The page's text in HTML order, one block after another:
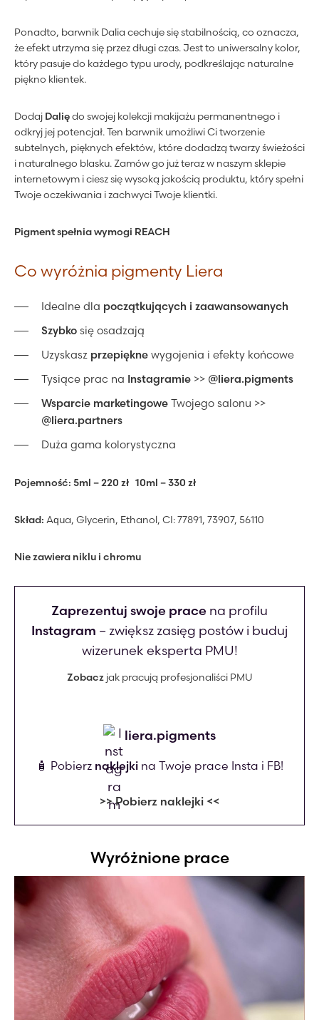
Ponadto, barwnik Dalia cechuje się stabilnością, co oznacza,
że efekt utrzyma się przez długi czas. Jest to uniwersalny kolor,
który pasuje do każdego typu urody, podkreślając naturalne
piękno klientek.
Dodaj Daliędo swojej kolekcji makijażu permanentnego i
odkryj jej potencjał. Ten barwnik umożliwi Ci tworzenie
subtelnych, pięknych efektów, które dodadzą twarzy świeżości
i naturalnego blasku. Zamów go już teraz w naszym sklepie
internetowym i ciesz się wysoką jakością produktu, który spełni
Twoje oczekiwania i zachwyci Twoje klientki.
Pigment spełnia wymogi REACH
Co wyróżnia pigmenty Liera
Idealne dla początkujących i zaawansowanych
Szybko się osadzają
Uzyskasz przepiękne wygojenia i efekty końcowe
Tysiące prac na Instagramie >> @liera.pigments
Wsparcie marketingowe Twojego salonu >>
@liera.partners
Duża gama kolorystyczna
Pojemność: 5ml – 220 zł 10ml – 330 zł
Skład: Aqua, Glycerin, Ethanol, CI: 77891, 73907, 56110
Nie zawiera niklu i chromu
Zaprezentuj swoje prace na profilu
Instagram – zwiększ zasięg postów i buduj
wizerunek eksperta PMU!
Zobaczjak pracują profesjonaliści PMU
liera.pigments
🧴 Pobierz naklejkina Twoje prace Insta i FB!
>> Pobierz naklejki <<
Wyróżnione prace